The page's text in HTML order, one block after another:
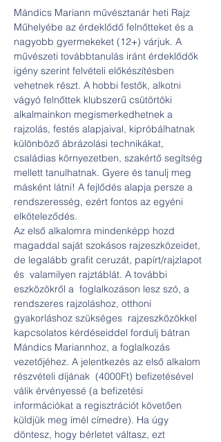
Mándics Mariann művésztanár heti Rajz
Műhelyébe az érdeklődő felnőtteket és a
nagyobb gyermekeket (12+) várjuk. A
művészeti továbbtanulás iránt érdeklődők
igény szerint felvételi előkészítésben
vehetnek részt. A hobbi festők, alkotni
vágyó felnőttek klubszerű csütörtöki
alkalmainkon megismerkedhetnek a
rajzolás, festés alapjaival, kipróbálhatnak
különböző ábrázolási technikákat,
családias környezetben, szakértő segítség
mellett tanulhatnak. Gyere és tanulj meg
másként látni! A fejlődés alapja persze a
rendszeresség, ezért fontos az egyéni
elköteleződés.
Az első alkalomra mindenképp hozd
magaddal saját szokásos rajzeszközeidet,
de legalább grafit ceruzát, papírt/rajzlapot
és  valamilyen rajztáblát. A további
eszközökről a  foglalkozáson lesz szó, a
rendszeres rajzoláshoz, otthoni
gyakorláshoz szükséges  rajzeszközökkel
kapcsolatos kérdéseiddel fordulj bátran
Mándics Mariannhoz, a foglalkozás
vezetőjéhez. A jelentkezés az első alkalom
részvételi díjának  (4000Ft) befizetésével
válik érvényessé (a befizetési
információkat a regisztrációt követően
küldjük meg ímél címedre). Ha úgy
döntesz, hogy bérletet váltasz, ezt